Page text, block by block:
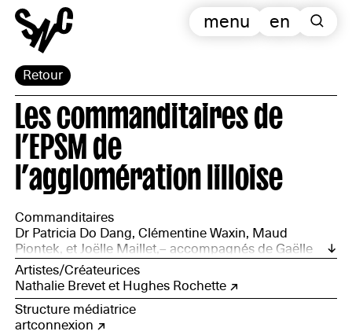
Retour
en
menu
Les commanditaires de
l’EPSM de
l’agglomération lilloise
Commanditaires
Dr Patricia Do Dang, Clémentine Waxin, Maud
Piontek, et Joëlle Maillet,– accompagnés de Gaëlle
Vaillant, de la direction de la culture de la ville de Saint-
André-lez-Lille et de la direction de la culture de la ville
de Marquette-lez-Lille
Artistes/Créateurices
Nathalie Brevet et Hughes Rochette
Structure médiatrice
artconnexion